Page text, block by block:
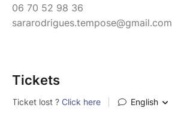
06 70 52 98 36
sararodrigues.tempose@gmail.com
Tickets